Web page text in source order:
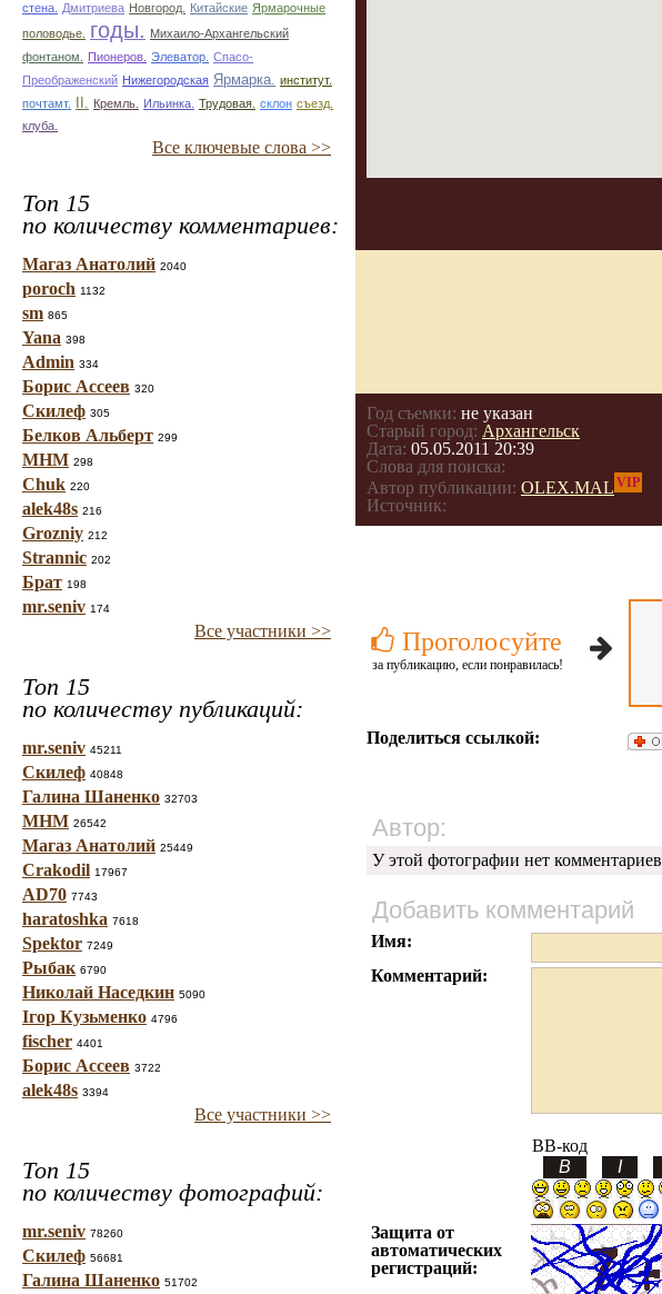
стена.
Дмитриева Новгород. Китайские Ярмарочные
половодье.
годы. Михаило-Архангельский
фонтаном.
Пионеров. Элеватор. Спасо-
Преображенский Нижегородская Ярмарка. институт.
почтамт.
II. Кремль. Ильинка. Трудовая. склон съезд.
клуба.
Все ключевые слова >>
Топ 15
по количеству комментариев:
Магаз Анатолий 2040
poroch 1132
sm 865
Yana 398
Admin 334
Борис Ассеев 320
Скилеф 305
Белков Альберт 299
МНМ 298
Chuk 220
alek48s 216
Grozniy 212
Strannic 202
Брат 198
mr.seniv 174
Все участники >>
Топ 15
по количеству публикаций:
mr.seniv 45211
Скилеф 40848
Галина Шаненко 32703
МНМ 26542
Магаз Анатолий 25449
Crakodil 17967
AD70 7743
haratoshka 7618
Spektor 7249
Рыбак 6790
Николай Наседкин 5090
Ігор Кузьменко 4796
fischer 4401
Борис Ассеев 3722
alek48s 3394
Все участники >>
Топ 15
по количеству фотографий:
mr.seniv 78260
Скилеф 56681
Галина Шаненко 51702
Год съемки: не указан
Старый город: Архангельск
Дата: 05.05.2011 20:39
Слова для поиска:
Автор публикации: OLEX.MAL VIP
Источник:
Проголосуйте
за публикацию, если понравилась!
Поделиться ссылкой:
Автор:
У этой фотографии нет
Добавить комментарий
Имя:
Комментарий:
BB-код
Защита от
автоматических
регистраций: